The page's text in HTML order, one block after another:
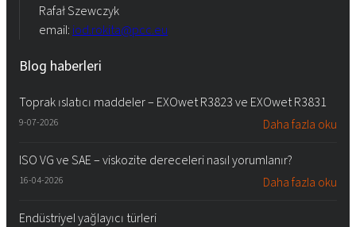
Rafał Szewczyk
email: iod.rokita@pcc.eu
Blog haberleri
Toprak ıslatıcı maddeler – EXOwet R3823 ve EXOwet R3831
9-07-2026 Daha fazla oku
ISO VG ve SAE – viskozite dereceleri nasıl yorumlanır?
16-04-2026 Daha fazla oku
Endüstriyel yağlayıcı türleri